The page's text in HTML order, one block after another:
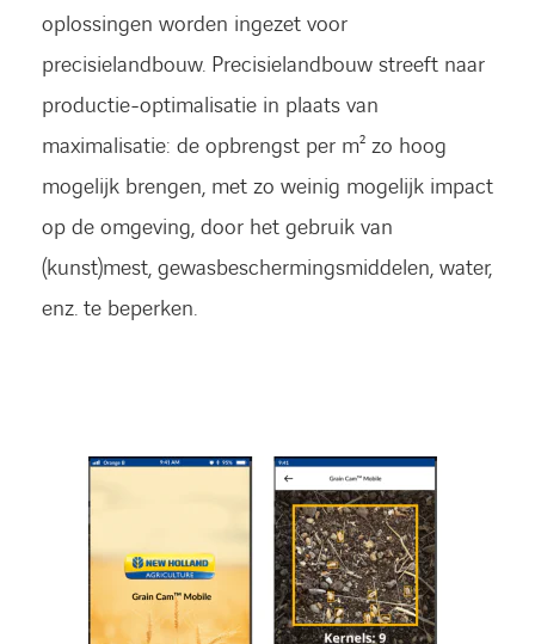
oplossingen worden ingezet voor
precisielandbouw. Precisielandbouw streeft naar
productie-optimalisatie in plaats van
maximalisatie: de opbrengst per m² zo hoog
mogelijk brengen, met zo weinig mogelijk impact
op de omgeving, door het gebruik van
(kunst)mest, gewasbeschermingsmiddelen, water,
enz. te beperken.